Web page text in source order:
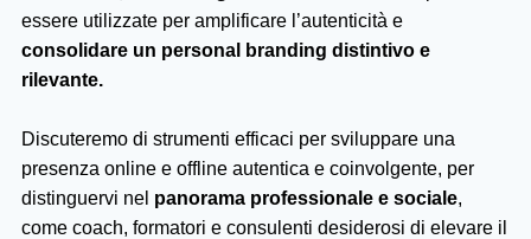
essere utilizzate per amplificare l’autenticità e
consolidare un personal branding distintivo e
rilevante.
Discuteremo di strumenti efficaci per sviluppare una
presenza online e offline autentica e coinvolgente, per
distinguervi nel panorama professionale e sociale,
come coach, formatori e consulenti desiderosi di elevare il